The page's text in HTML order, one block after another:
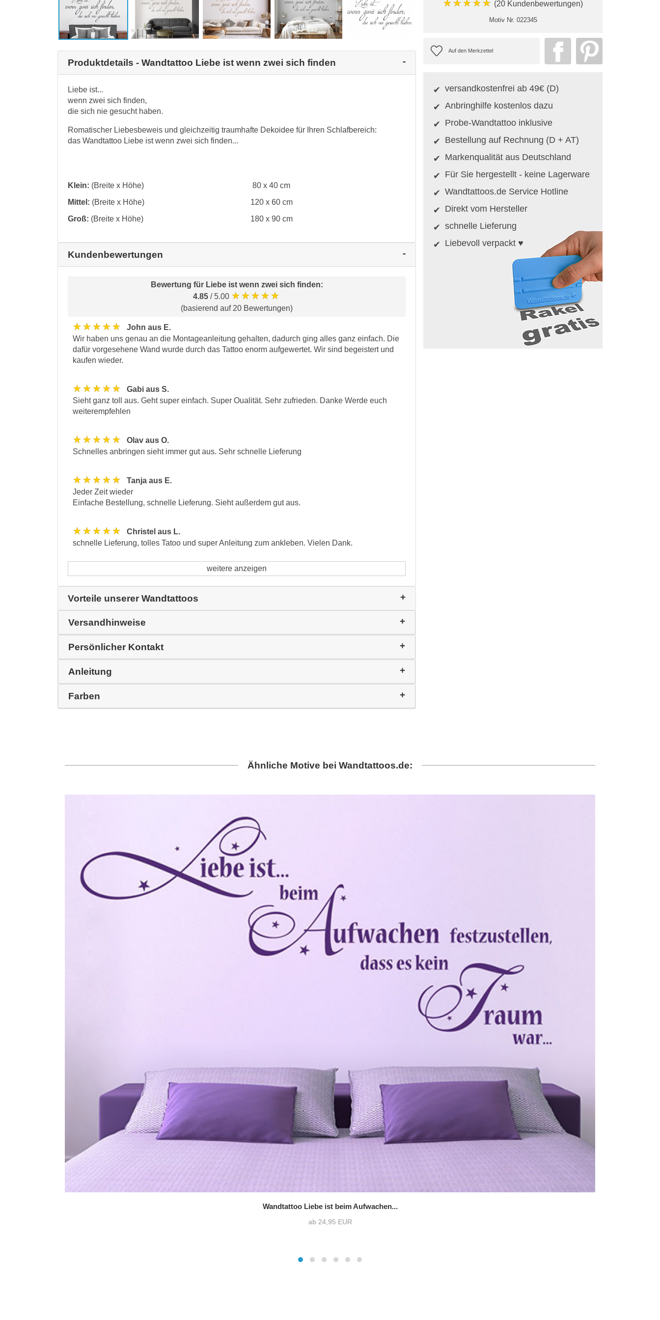
Produktdetails - Wandtattoo Liebe ist wenn zwei sich finden
Liebe ist...
wenn zwei sich finden,
die sich nie gesucht haben.
Romatischer Liebesbeweis und gleichzeitig traumhafte Dekoidee für Ihren Schlafbereich:
das Wandtattoo Liebe ist wenn zwei sich finden...
Klein: (Breite x Höhe)
80 x 40 cm
Mittel: (Breite x Höhe)
120 x 60 cm
Groß: (Breite x Höhe) 180 x 90 cm
Kundenbewertungen
Bewertung für Liebe ist wenn zwei sich finden:
4.85 / 5.00 ★★★★★
(basierend auf 20 Bewertungen)
★★★★★
John aus E.
Wir haben uns genau an die Montageanleitung gehalten, dadurch ging alles ganz einfach. Die
dafür vorgesehene Wand wurde durch das Tattoo enorm aufgewertet. Wir sind begeistert und
kaufen wieder.
★★★★★
Gabi aus S.
Sieht ganz toll aus. Geht super einfach. Super Oualität. Sehr zufrieden. Danke Werde euch
weiterempfehlen
★★★★★
Olav aus O.
Schnelles anbringen sieht immer gut aus. Sehr schnelle Lieferung
★★★★★
Tanja aus E.
Jeder Zeit wieder
Einfache Bestellung, schnelle Lieferung. Sieht außerdem gut aus.
★★★★★
Christel aus L.
schnelle Lieferung, tolles Tatoo und super Anleitung zum ankleben. Vielen Dank.
weitere anzeigen
Vorteile unserer Wandtattoos
Versandhinweise
Persönlicher Kontakt
Anleitung
Farben
★★★★★ (20 Kundenbewertungen)
Motiv Nr. 022345
versandkostenfrei ab 49€ (D)
Anbringhilfe kostenlos dazu
Probe-Wandtattoo inklusive
Bestellung auf Rechnung (D + AT)
Markenqualität aus Deutschland
Für Sie hergestellt - keine Lagerware
Wandtattoos.de Service Hotline
Direkt vom Hersteller
schnelle Lieferung
Liebevoll verpackt ♥
Ähnliche Motive bei Wandtattoos.de:
Wandtattoo Liebe ist beim Aufwachen...
ab 24,95 EUR